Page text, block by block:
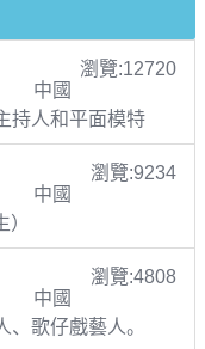
瀏覽:12720
中國
持人和平面模特
瀏覽:9234
中國
瀏覽:4808
中國
歌仔戲藝人。